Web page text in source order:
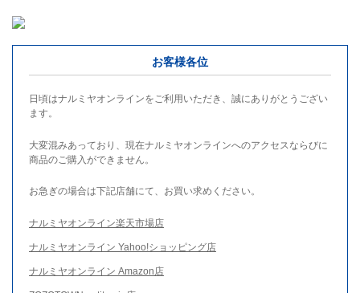
お客様各位
日頃はナルミヤオンラインをご利用いただき、誠にありがとうござい
ます。
大変混みあっており、現在ナルミヤオンラインへのアクセスならびに
商品のご購入ができません。
お急ぎの場合は下記店舗にて、お買い求めください。
ナルミヤオンライン楽天市場店
ナルミヤオンライン Yahoo!ショッピング店
ナルミヤオンライン Amazon店